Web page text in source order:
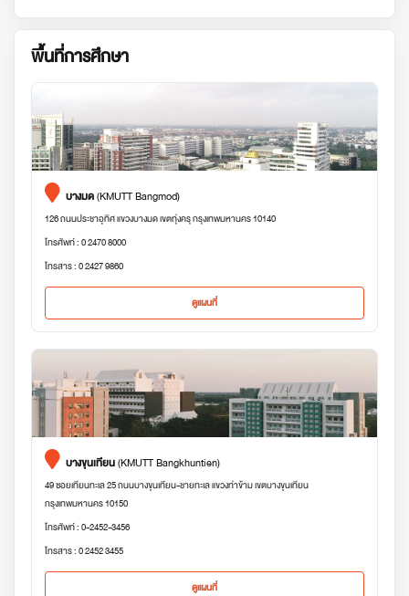
พื้นที่การศึกษา
บางมด(KMUTT Bangmod)
126 ถนนประชาอุทิศ แขวงบางมด เขตทุ่งครุ กรุงเทพมหานคร 10140
โทรศัพท์ : 0 2470 8000
โทรสาร : 0 2427 9860
ดูแผนที่
บางขุนเทียน(KMUTT Bangkhuntien)
49 ซอยเทียนทะเล 25 ถนนบางขุนเทียน-ชายทะเล แขวงท่าข้าม เขตบางขุนเทียน
กรุงเทพมหานคร 10150
โทรศัพท์ : 0-2452-3456
โทรสาร : 0 2452 3455
ดูแผนที่